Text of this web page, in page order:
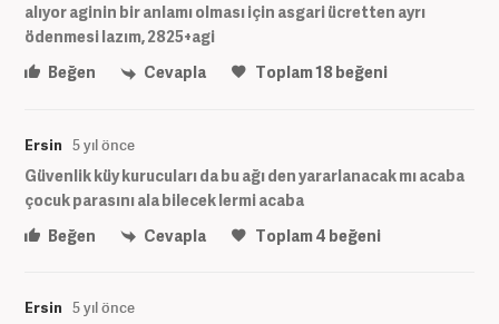
alıyor aginin bir anlamı olması için asgari ücretten ayrı
ödenmesi lazım, 2825+agi
Beğen
Cevapla Toplam18beğeni
Ersin 5 yıl önce
Güvenlik küy kurucuları da bu ağı den yararlanacak mı acaba
çocuk parasını ala bilecek lermi acaba
Beğen
Cevapla Toplam4 beğeni
Ersin 5 yıl önce